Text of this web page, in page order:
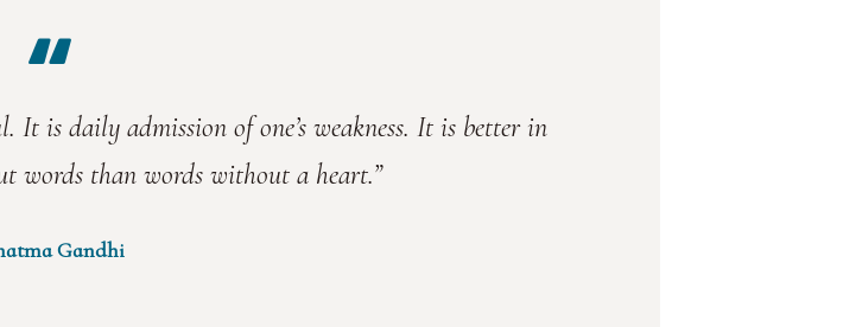
is daily admission of one’s weakness. It is better in
words than words without a heart.”
Gandhi